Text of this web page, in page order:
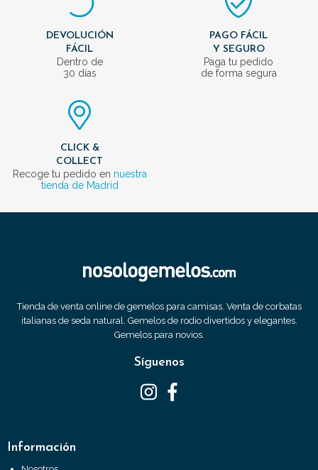
DEVOLUCIÓN
FÁCIL
Dentro de
30 días
PAGO FÁCIL
Y SEGURO
Paga tu pedido
de forma segura
CLICK &
COLLECT
Recoge tu pedido en nuestra
tienda de Madrid
Tienda de venta online de gemelos para camisas. Venta de corbatas
italianas de seda natural. Gemelos de rodio divertidos y elegantes.
Gemelos para novios.
Síguenos
Información